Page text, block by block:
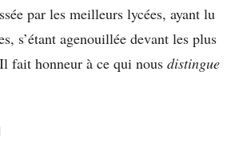
par les meilleurs lycées, ayant lu
s’étant agenouillée devant les plus
fait honneur à ce qui nous distingue